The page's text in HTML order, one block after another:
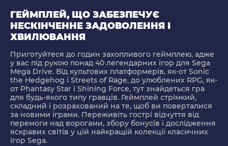
ГЕЙМПЛЕЙ, ЩО ЗАБЕЗПЕЧУЄ
НЕСКІНЧЕННЕ ЗАДОВОЛЕННЯ І
ХВИЛЮВАННЯ
Приготуйтеся до годин захопливого геймплею, адже
у вас під рукою понад 40 легендарних ігор для Sega
Mega Drive. Від культових платформерів, як-от Sonic
the Hedgehog і Streets of Rage, до улюблених RPG, як-
от Phantasy Star і Shining Force, тут знайдеться гра
для будь-якого типу гравців. Геймплей стрімкий,
складний і розрахований на те, щоб ви поверталися
за новими іграми. Переживіть гострі відчуття від
перемоги над ворогами, збору бонусів і дослідження
яскравих світів у цій найкращій колекції класичних
ігор Sega.